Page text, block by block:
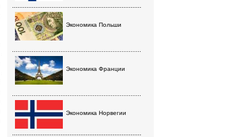
........................................................................
Экономика Польши
Экономика Франции
Экономика Норвегии
........................................................................